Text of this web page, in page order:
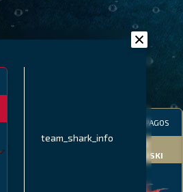
team_shark_info
PÓŁNOCNE FIORDY WYSPY GALAPAGOS
BODIAN
MEKSYKAŃSKI